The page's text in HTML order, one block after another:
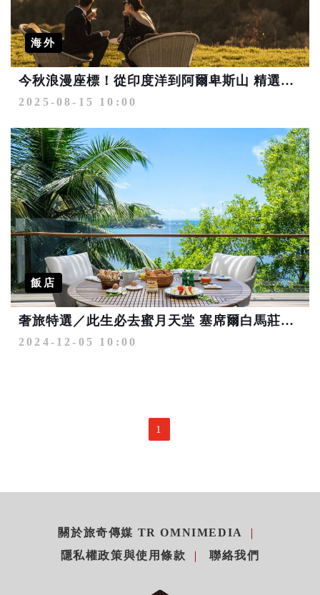
海外
今秋浪漫座標！從印度洋到阿爾卑斯山 精選五大奢華蜜月勝地
2025-08-15 10:00
飯店
奢旅特選／此生必去蜜月天堂 塞席爾白馬莊園全新開幕
2024-12-05 10:00
1
關於旅奇傳媒 TR OMNIMEDIA
隱私權政策與使用條款
聯絡我們